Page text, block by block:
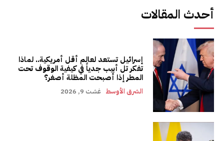
أحدث المقالات
إسرائيل تستعد لعالم أقل أمريكية.. لماذا
تفكر تل أبيب جدياً في كيفية الوقوف تحت
المطر إذا أصبحت المظلة أصغر؟
الشرق الأوسط غشت 9, 2026